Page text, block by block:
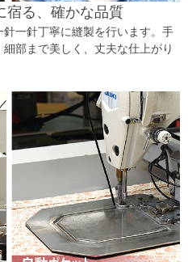
宿る、確かな品質
一針丁寧に縫製を行います。手
部まで美しく、丈夫な仕上がり